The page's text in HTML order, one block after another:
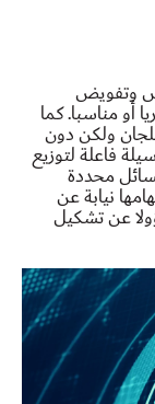
وتفويض
أو مناسبا. كما
ولكن دون
فاعلة لتوزيع
محددة
نيابة عن
عن تشكيل